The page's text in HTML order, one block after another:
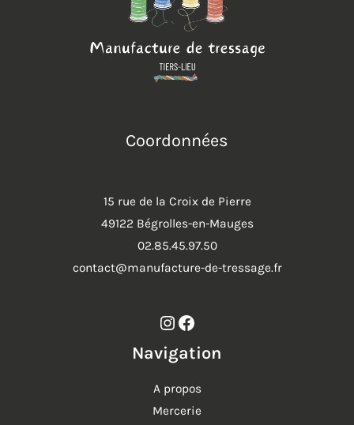
Coordonnées
15 rue de la Croix de Pierre
49122 Bégrolles-en-Mauges
02.85.45.97.50
contact@manufacture-de-tressage.fr
Instagram
Facebook
Navigation
A propos
Mercerie